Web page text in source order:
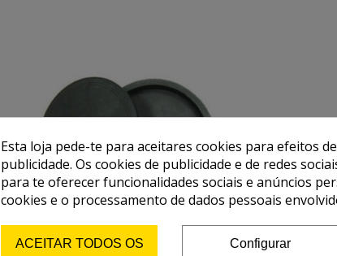
Esta loja pede-te para aceitares cookies para efeitos
publicidade. Os cookies de publicidade e de redes
para te oferecer funcionalidades sociais e anúncios
cookies e o processamento de dados pessoais
ACEITAR TODOS OS
Configurar